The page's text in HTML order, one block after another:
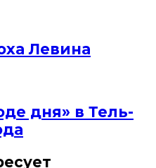
Левина
дня» в Тель-